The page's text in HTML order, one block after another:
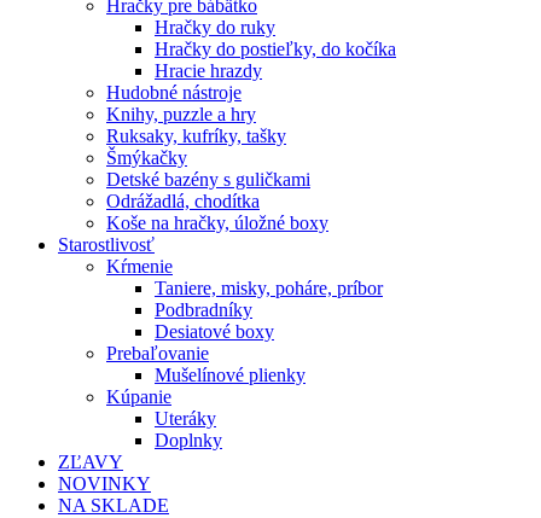
Hračky pre bábätko
Hračky do ruky
Hračky do postieľky, do kočíka
Hracie hrazdy
Hudobné nástroje
Knihy, puzzle a hry
Ruksaky, kufríky, tašky
Šmýkačky
Detské bazény s guličkami
Odrážadlá, chodítka
Koše na hračky, úložné boxy
Starostlivosť
Kŕmenie
Taniere, misky, poháre, príbor
Podbradníky
Desiatové boxy
Prebaľovanie
Mušelínové plienky
Kúpanie
Uteráky
Doplnky
ZĽAVY
NOVINKY
NA SKLADE